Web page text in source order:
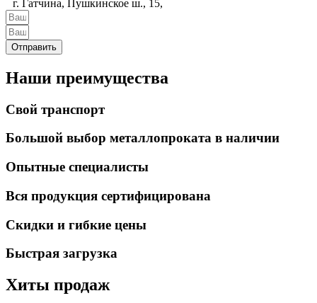
г. Гатчина, Пушкинское ш., 15,
Отправить
Наши преимущества
Свой транспорт
Большой выбор металлопроката в наличии
Опытные специалисты
Вся продукция сертифицирована
Скидки и гибкие цены
Быстрая загрузка
Хиты продаж